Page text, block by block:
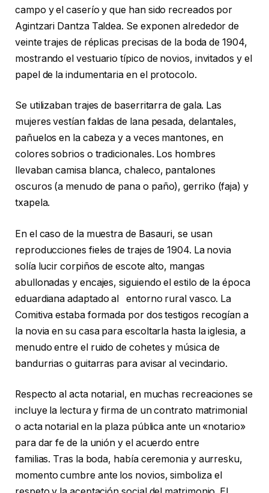
campo y el caserío y que han sido recreados por
Agintzari Dantza Taldea. Se exponen alrededor de
veinte trajes de réplicas precisas de la boda de 1904,
mostrando el vestuario típico de novios, invitados y el
papel de la indumentaria en el protocolo.
Se utilizaban trajes de baserritarra de gala. Las
mujeres vestían faldas de lana pesada, delantales,
pañuelos en la cabeza y a veces mantones, en
colores sobrios o tradicionales. Los hombres
llevaban camisa blanca, chaleco, pantalones
oscuros (a menudo de pana o paño), gerriko (faja) y
txapela.
En el caso de la muestra de Basauri, se usan
reproducciones fieles de trajes de 1904. La novia
solía lucir corpiños de escote alto, mangas
abullonadas y encajes, siguiendo el estilo de la época
eduardiana adaptado al entorno rural vasco. La
Comitiva estaba formada por dos testigos recogían a
la novia en su casa para escoltarla hasta la iglesia, a
menudo entre el ruido de cohetes y música de
bandurrias o guitarras para avisar al vecindario.
Respecto al acta notarial, en muchas recreaciones se
incluye la lectura y firma de un contrato matrimonial
o acta notarial en la plaza pública ante un «notario»
para dar fe de la unión y el acuerdo entre
familias. Tras la boda, había ceremonia y aurresku,
momento cumbre ante los novios, simboliza el